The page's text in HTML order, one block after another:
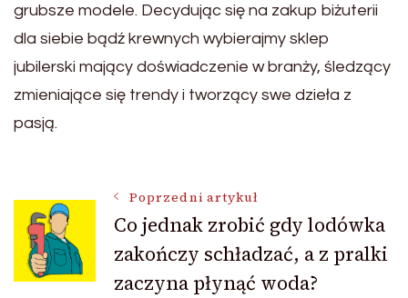
grubsze modele. Decydując się na zakup biżuterii
dla siebie bądź krewnych wybierajmy sklep
jubilerski mający doświadczenie w branży, śledzący
zmieniające się trendy i tworzący swe dzieła z
pasją.
Nawigacja
wpisu
Poprzedni artykuł
Co jednak zrobić gdy lodówka
zakończy schładzać, a z pralki
zaczyna płynąć woda?